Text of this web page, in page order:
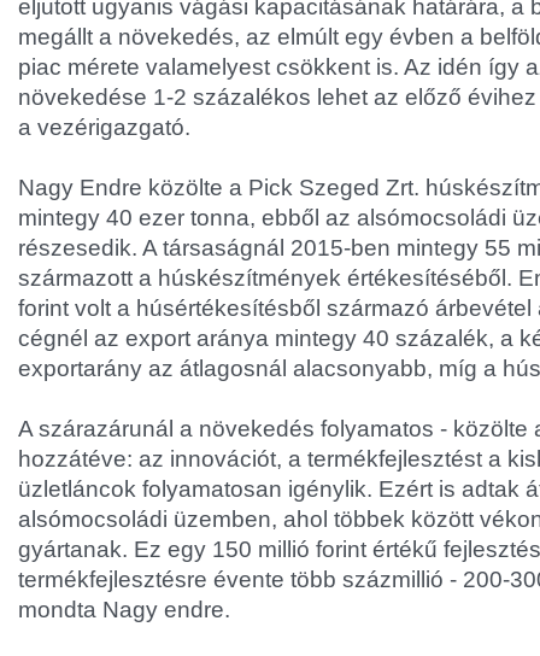
eljutott ugyanis vágási kapacitásának határára, a
megállt a növekedés, az elmúlt egy évben a
piac mérete valamelyest csökkent is. Az idén így
növekedése 1-2 százalékos lehet az előző
a vezérigazgató.
Nagy Endre közölte a Pick Szeged Zrt.
mintegy 40 ezer tonna, ebből az alsómocsoládi
részesedik. A társaságnál 2015-ben mintegy 55
származott a húskészítmények értékesítéséből.
forint volt a húsértékesítésből származó árbevétel
cégnél az export aránya mintegy 40 százalék, a
exportarány az átlagosnál alacsonyabb, míg a
A szárazárunál a növekedés folyamatos - közölte
hozzátéve: az innovációt, a termékfejlesztést a
üzletláncok folyamatosan igénylik. Ezért is adtak
alsómocsoládi üzemben, ahol többek között
gyártanak. Ez egy 150 millió forint értékű
termékfejlesztésre évente több százmillió - 200-
mondta Nagy endre.